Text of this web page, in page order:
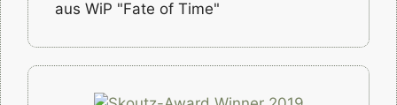
aus WiP "Fate of Time"